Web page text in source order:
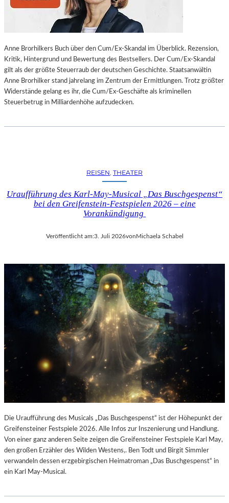
U
G
S
B
E
R
S
H
A
B
K
U
L
T
U
R
-
B
O
G
Anne Brorhilkers Buch über den Cum/Ex-Skandal im Überblick. Rezension,
Kritik, Hintergrund und Bewertung des Bestsellers. Der Cum/Ex-Skandal
gilt als der größte Steuerraub der deutschen Geschichte. Staatsanwältin
Anne Brorhilker stand jahrelang im Zentrum der Ermittlungen. Trotz größter
Widerstände gelang es ihr, die Cum/Ex-Geschäfte als kriminellen
Steuerbetrug in Milliardenhöhe aufzudecken.
REISEN, THEATER
Uraufführung des Karl-May-Musical „Das Buschgespenst“
bei den Greifenstein-Festspielen 2026 – eine
Vorankündigung
Veröffentlicht am:3. Juli 2026vonMichaela Schabel
Die Uraufführung des Musicals „Das Buschgespenst“ ist der Höhepunkt der
Greifensteiner Festspiele 2026. Alle Infos zur Inszenierung und Handlung.
Von einer ganz anderen Seite zeigen die Greifensteiner Festspiele Karl May,
den großen Erzähler des Wilden Westens,. Ben Todt und Birgit Simmler
verwandeln dessen erzgebirgischen Heimatroman „Das Buschgespenst“ in
ein Karl May-Musical.